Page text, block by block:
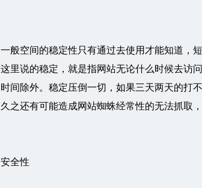
一般空间的稳定性只有通过去使用才能知道，
这里说的稳定，就是指网站无论什么时候去访
时间除外。稳定压倒一切，如果三天两天的打
久之还有可能造成网站蜘蛛经常性的无法抓取
安全性